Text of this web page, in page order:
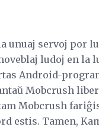
unuaj servoj por
ludoj en la
Android-
Mobcrush
Mobcrush
estis. Tamen,